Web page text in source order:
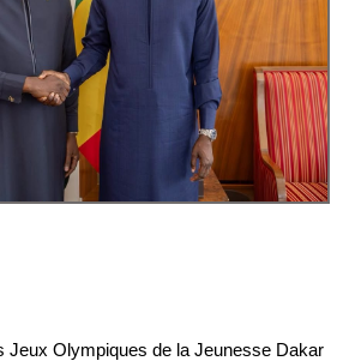
Jeux Olympiques de la Jeunesse Dakar